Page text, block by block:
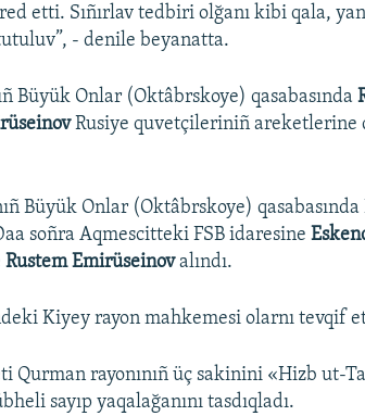
etti. Sıñırlav tedbiri olğanı kibi qala,
- denile beyanatta.
Büyük Onlar (Oktâbrskoye) qasabasında
Rusiye quvetçileriniñ areketlerine
Büyük Onlar (Oktâbrskoye) qasabasında
soñra Aqmescitteki FSB idaresine
Rustem Emirüseinovalındı.
Kiyey rayon mahkemesi olarnı tevqif
Qurman rayonınıñ üç sakinini «Hizb ut-
sayıp yaqalağanını tasdıqladı.